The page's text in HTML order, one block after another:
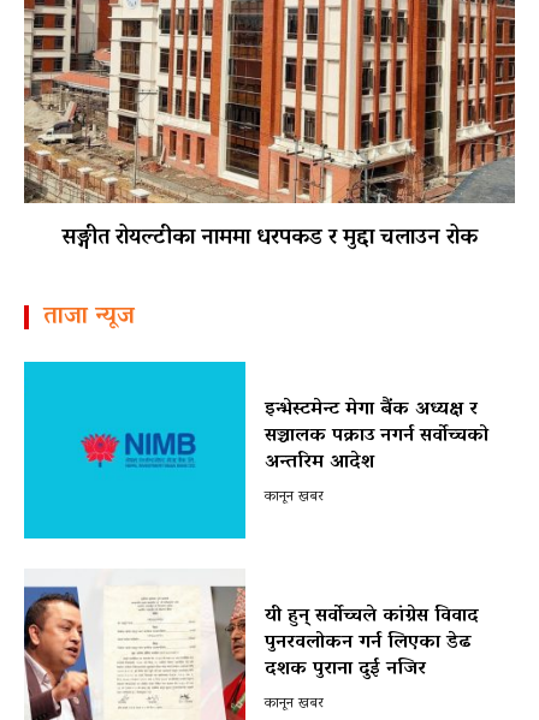
सङ्गीत रोयल्टीका नाममा धरपकड र मुद्दा चलाउन रोक
ताजा न्यूज
इन्भेस्टमेन्ट मेगा बैंक अध्यक्ष र
सञ्चालक पक्राउ नगर्न सर्वोच्चको
अन्तरिम आदेश
कानून खबर
यी हुन् सर्वोच्चले कांग्रेस विवाद
पुनरवलोकन गर्न लिएका डेढ
दशक पुराना दुई नजिर
कानून खबर